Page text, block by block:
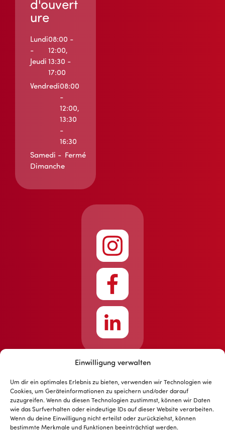
Einwilligung verwalten
Um dir ein optimales Erlebnis zu bieten, verwenden wir Technologien wie
Cookies, um Geräteinformationen zu speichern und/oder darauf
zuzugreifen. Wenn du diesen Technologien zustimmst, können wir Daten
wie das Surfverhalten oder eindeutige IDs auf dieser Website verarbeiten.
Wenn du deine Einwilligung nicht erteilst oder zurückziehst, können
bestimmte Merkmale und Funktionen beeinträchtigt werden.
d'ouvert
ure
Lundi
-
Jeudi
08:00 -
12:00,
13:30 -
17:00
Vendredi08:00
-
12:00,
13:30
-
16:30
Samedi -
Dimanche
Fermé
Design © myls AG 2025